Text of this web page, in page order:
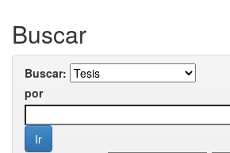
Buscar
Buscar:
por